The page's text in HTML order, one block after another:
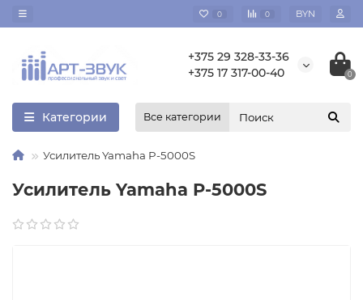
0 0 BYN
+375 29 328-33-36
+375 17 317-00-40
0
Категории Все категории
Усилитель Yamaha P-5000S
Усилитель Yamaha P-5000S